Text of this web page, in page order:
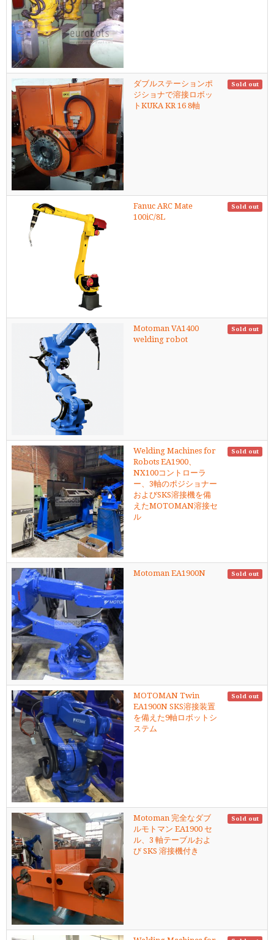
ダブルステーションポ
ジショナで溶接ロボッ
トKUKA KR 16 8軸
Sold out
Fanuc ARC Mate
100iC/8L
Sold out
Motoman VA1400
welding robot
Sold out
Welding Machines for
Robots EA1900、
NX100コントローラ
ー、3軸のポジショナー
およびSKS溶接機を備
えたMOTOMAN溶接セ
ル
Sold out
Motoman EA1900N Sold out
MOTOMAN Twin
EA1900N SKS溶接装置
を備えた9軸ロボットシ
ステム
Sold out
Motoman 完全なダブ
ルモトマン EA1900 セ
ル、3 軸テーブルおよ
び SKS 溶接機付き
Sold out